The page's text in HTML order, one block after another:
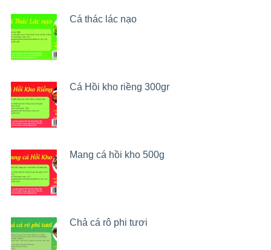
Cá thác lác nạo
Cá Hồi kho riềng 300gr
Mang cá hồi kho 500g
Chả cá rô phi tươi